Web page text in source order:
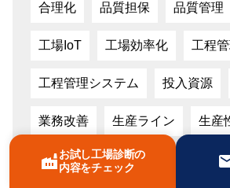
合理化 品質担保 品質管理
工場IoT 工場効率化 工程
工程管理システム 投入資源
業務改善 生産ライン 生産
生産管理 生産管理システム
factory お試し工場診断の
内容をチェック